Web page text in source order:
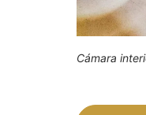
Cámara